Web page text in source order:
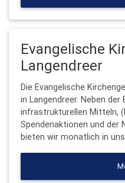
Evangelische
Langendreer
Die Evangelische
in Langendreer. Neben
infrastrukturellen Mitteln,
Spendenaktionen und der
bieten wir monatlich in